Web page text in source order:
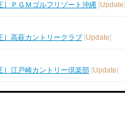
］ＰＧＭゴルフリゾート沖縄 [Update]
］高萩カントリークラブ [Update]
］江戸崎カントリー倶楽部 Update